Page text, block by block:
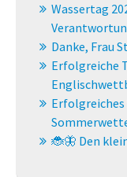
Wassertag
Danke, Frau
Erfolgreiche
🐞🦋 Den